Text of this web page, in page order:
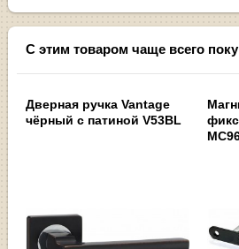
С этим товаром чаще всего
Дверная ручка Vantage
чёрный с патиной V53BL